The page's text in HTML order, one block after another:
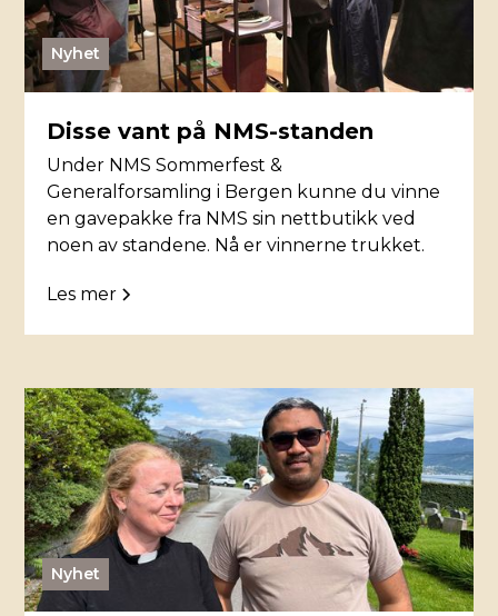
Nyhet
Disse vant på NMS-standen
Under NMS Sommerfest &
Generalforsamling i Bergen kunne du vinne
en gavepakke fra NMS sin nettbutikk ved
noen av standene. Nå er vinnerne trukket.
Les mer
Nyhet